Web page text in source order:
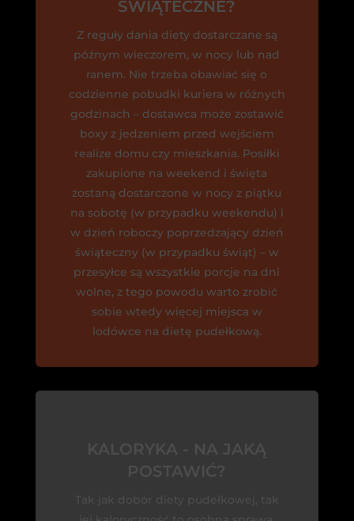
ŚWIĄTECZNE?
Z reguły dania diety dostarczane są
późnym wieczorem, w nocy lub nad
ranem. Nie trzeba obawiać się o
codzienne pobudki kuriera w różnych
godzinach – dostawca może zostawić
boxy z jedzeniem przed wejściem
realize domu czy mieszkania. Posiłki
zakupione na weekend i święta
zostaną dostarczone w nocy z piątku
na sobotę (w przypadku weekendu) i
w dzień roboczy poprzedzający dzień
świąteczny (w przypadku świąt) – w
przesyłce są wszystkie porcje na dni
wolne, z tego powodu warto zrobić
sobie wtedy więcej miejsca w
lodówce na dietę pudełkową.